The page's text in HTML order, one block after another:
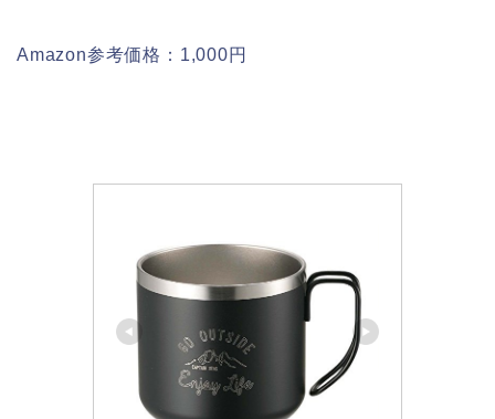
Amazon参考価格：1,000円